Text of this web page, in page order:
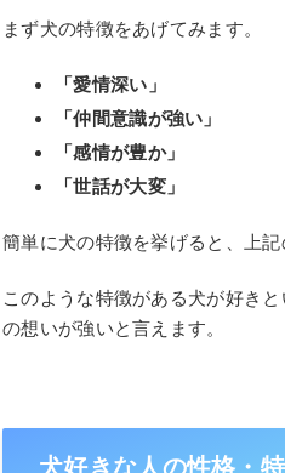
まず犬の特徴をあげてみます。
「愛情深い」
「仲間意識が強い」
「感情が豊か」
「世話が大変」
簡単に犬の特徴を挙げると、上記
このような特徴がある犬が好き
の想いが強いと言えます。
犬好きな人の性格・特